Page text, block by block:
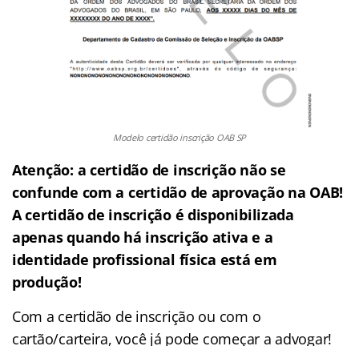
Modelo certidão inscrição OAB SP
Atenção: a certidão de inscrição não se
confunde com a certidão de aprovação na OAB!
A certidão de inscrição é disponibilizada
apenas quando há inscrição ativa e a
identidade profissional física está em
produção!
Com a certidão de inscrição ou com o
cartão/carteira, você já pode começar a advogar!